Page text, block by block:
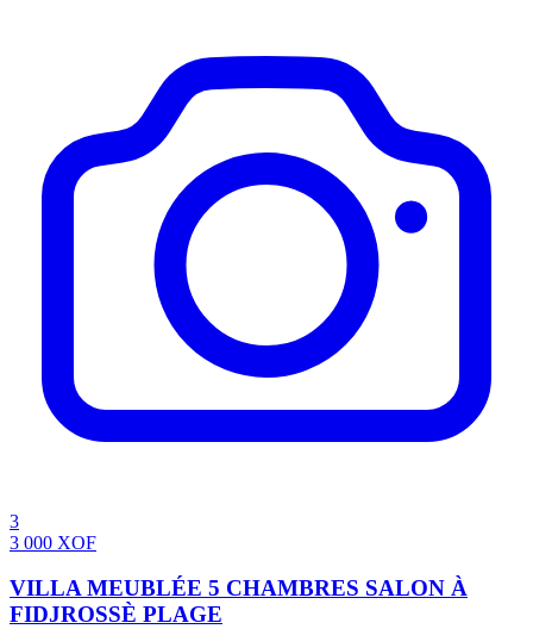
3
3 000 XOF
VILLA MEUBLÉE 5 CHAMBRES SALON À
FIDJROSSÈ PLAGE